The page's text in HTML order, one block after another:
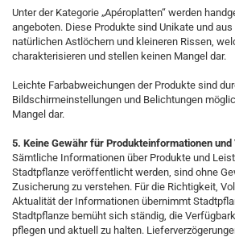
Unter der Kategorie „Apéroplatten“ werden
angeboten. Diese Produkte sind Unikate und
natürlichen Astlöchern und kleineren Rissen,
charakterisieren und stellen keinen Mangel dar.
Leichte Farbabweichungen der Produkte sind
Bildschirmeinstellungen und Belichtungen
Mangel dar.
5. Keine Gewähr für Produkteinformationen
Sämtliche Informationen über Produkte und
Stadtpflanze veröffentlicht werden, sind ohne
Zusicherung zu verstehen. Für die Richtigkeit,
Aktualität der Informationen übernimmt
Stadtpflanze bemüht sich ständig, die
pflegen und aktuell zu halten.